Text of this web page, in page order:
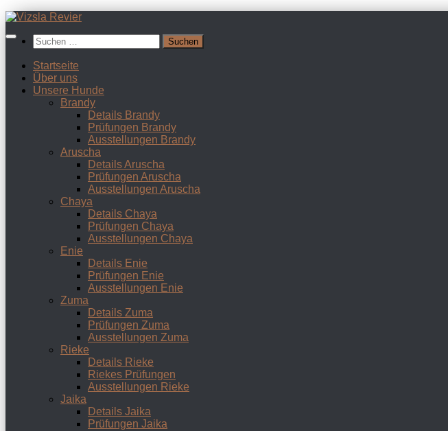
Zum
springenSuchen
nach:
Startseite
Über uns
Unsere Hunde
Brandy
Details Brandy
Prüfungen Brandy
Ausstellungen Brandy
Aruscha
Details Aruscha
Prüfungen Aruscha
Ausstellungen Aruscha
Chaya
Details Chaya
Prüfungen Chaya
Ausstellungen Chaya
Enie
Details Enie
Prüfungen Enie
Ausstellungen Enie
Zuma
Details Zuma
Prüfungen Zuma
Ausstellungen Zuma
Rieke
Details Rieke
Riekes Prüfungen
Ausstellungen Rieke
Jaika
Details Jaika
Prüfungen Jaika